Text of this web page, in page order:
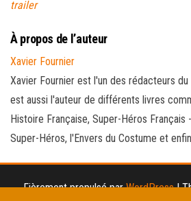
trailer
À propos de l’auteur
Xavier Fournier
Xavier Fournier est l'un des rédacteurs
est aussi l'auteur de différents livres
Histoire Française, Super-Héros Français
Super-Héros, l'Envers du Costume et
Fièrement propulsé parWordPress |